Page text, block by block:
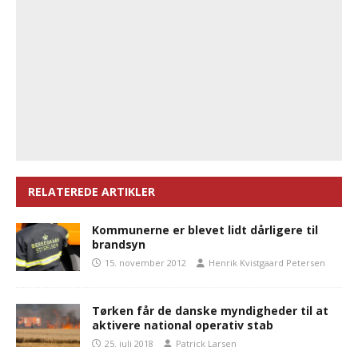
RELATEREDE ARTIKLER
Kommunerne er blevet lidt dårligere til
brandsyn
15. november 2012 Henrik Kvistgaard Petersen
Tørken får de danske myndigheder til at
aktivere national operativ stab
25. juli 2018 Patrick Larsen